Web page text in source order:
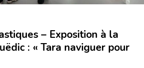
– Exposition à la
: « Tara naviguer pour